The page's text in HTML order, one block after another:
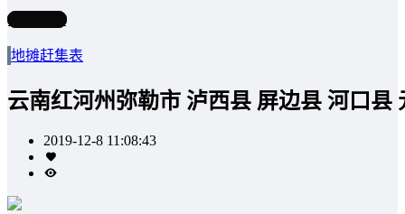
写文章
地摊赶集表
云南红河州弥勒市 泸西县 屏边县 河口
2019-12-8 11:08:43